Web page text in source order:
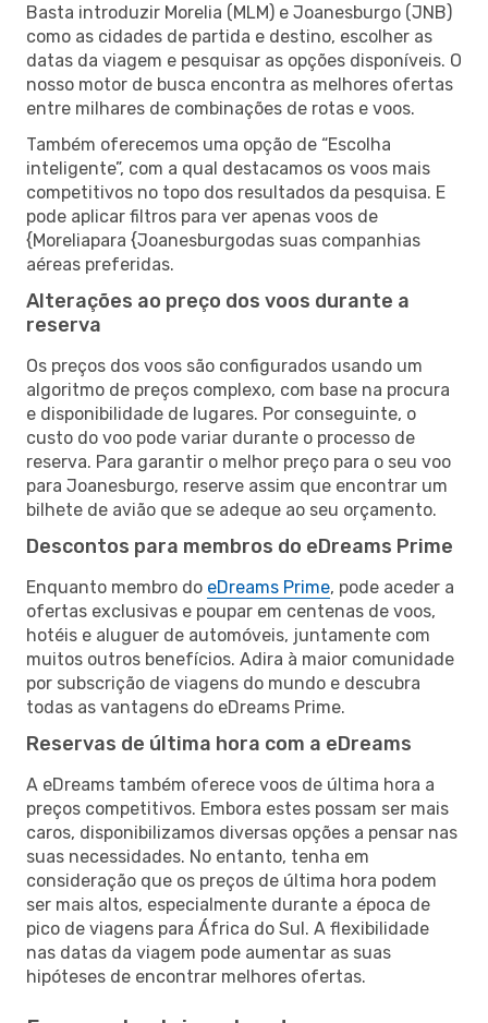
Basta introduzir Morelia (MLM) e Joanesburgo (JNB)
como as cidades de partida e destino, escolher as
datas da viagem e pesquisar as opções disponíveis. O
nosso motor de busca encontra as melhores ofertas
entre milhares de combinações de rotas e voos.
Também oferecemos uma opção de “Escolha
inteligente”, com a qual destacamos os voos mais
competitivos no topo dos resultados da pesquisa. E
pode aplicar filtros para ver apenas voos de
{Moreliapara {Joanesburgodas suas companhias
aéreas preferidas.
Alterações ao preço dos voos durante a
reserva
Os preços dos voos são configurados usando um
algoritmo de preços complexo, com base na procura
e disponibilidade de lugares. Por conseguinte, o
custo do voo pode variar durante o processo de
reserva. Para garantir o melhor preço para o seu voo
para Joanesburgo, reserve assim que encontrar um
bilhete de avião que se adeque ao seu orçamento.
Descontos para membros do eDreams Prime
Enquanto membro do eDreams Prime, pode aceder a
ofertas exclusivas e poupar em centenas de voos,
hotéis e aluguer de automóveis, juntamente com
muitos outros benefícios. Adira à maior comunidade
por subscrição de viagens do mundo e descubra
todas as vantagens do eDreams Prime.
Reservas de última hora com a eDreams
A eDreams também oferece voos de última hora a
preços competitivos. Embora estes possam ser mais
caros, disponibilizamos diversas opções a pensar nas
suas necessidades. No entanto, tenha em
consideração que os preços de última hora podem
ser mais altos, especialmente durante a época de
pico de viagens para África do Sul. A flexibilidade
nas datas da viagem pode aumentar as suas
hipóteses de encontrar melhores ofertas.